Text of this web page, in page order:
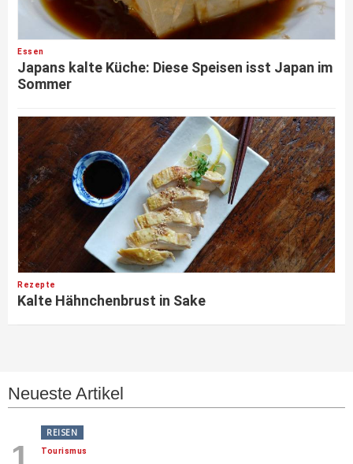
Essen
Japans kalte Küche: Diese Speisen isst Japan im
Sommer
Rezepte
Kalte Hähnchenbrust in Sake
Neueste Artikel
REISEN
Tourismus